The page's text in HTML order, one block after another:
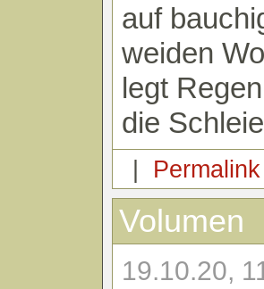
auf
weiden
legt Regen
die
| Permalink
Volumen
19.10.20,